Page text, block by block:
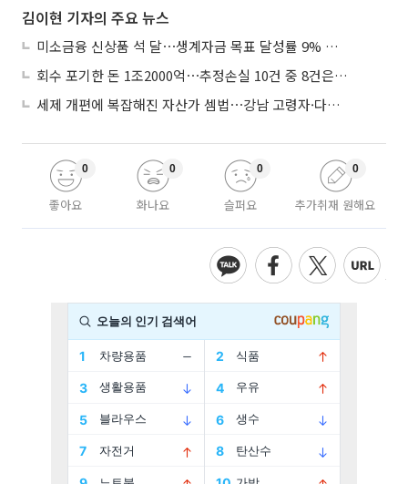
김이현 기자의 주요 뉴스
미소금융 신상품 석 달⋯생계자금 목표 달성률 9% 그쳐
회수 포기한 돈 1조2000억⋯추정손실 10건 중 8건은 기업대출
세제 개편에 복잡해진 자산가 셈법⋯강남 고령자·다주택자 ‘자산재편 고심’
좋아요
0
화나요
0
슬퍼요
0
추가취재 원해요
0